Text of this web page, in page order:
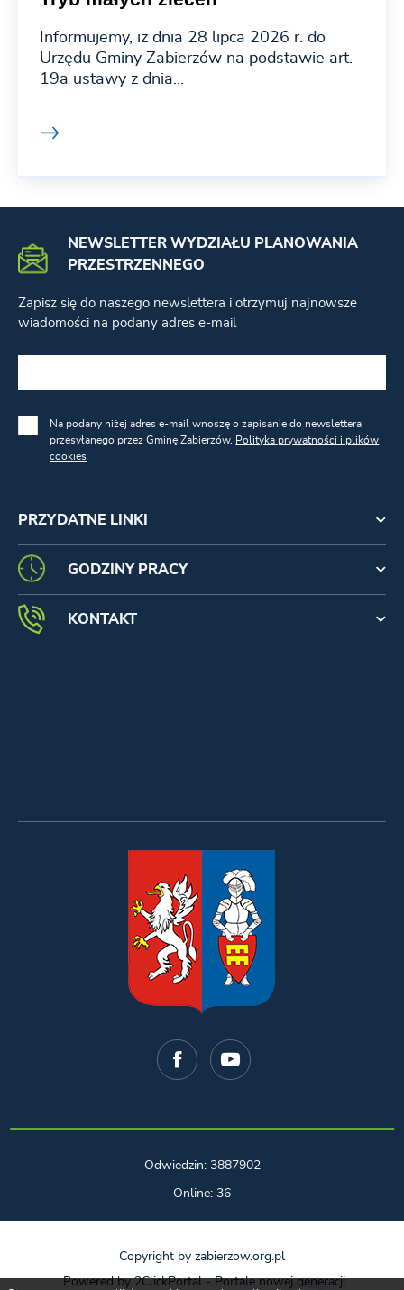
Informujemy, iż dnia 28 lipca 2026 r. do
Urzędu Gminy Zabierzów na podstawie art.
19a ustawy z dnia...
PRZYDATNE LINKI
NEWSLETTER WYDZIAŁU PLANOWANIA
PRZESTRZENNEGO
Zapisz się do naszego newslettera i otrzymuj najnowsze
wiadomości na podany adres e-mail
Na podany niżej adres e-mail wnoszę o zapisanie do newslettera
przesyłanego przez Gminę Zabierzów. Polityka prywatności i plików
cookies
GODZINY PRACY
KONTAKT
Odwiedzin: 3887902
Online: 36
Copyright by zabierzow.org.pl
Powered by2ClickPortal- Portale nowej generacji